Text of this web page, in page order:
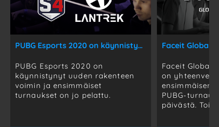
PUBG Esports 2020 on käynnistynyt
PUBG Esports 2020 on
käynnistynyt uuden rakenteen
voimin ja ensimmäiset
turnaukset on jo pelattu.
Faceit Global
Faceit Global
on
ensimmäisen
PUBG-
päivästä.